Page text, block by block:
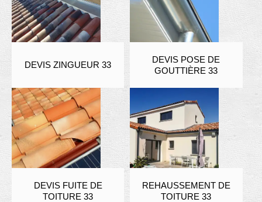
DEVIS ZINGUEUR 33
DEVIS POSE DE
GOUTTIÈRE 33
DEVIS FUITE DE
TOITURE 33
REHAUSSEMENT DE
TOITURE 33